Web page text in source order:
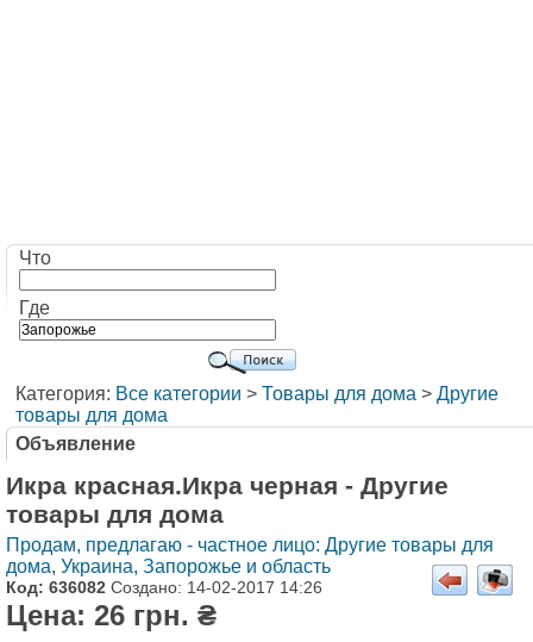
Что
Где
Категория: Все категории > Товары для дома > Другие
товары для дома
Объявление
Икра красная.Икра черная - Другие
товары для дома
Продам, предлагаю - частное лицо: Другие товары для
дома, Украина, Запорожье и область
Код: 636082 Создано: 14-02-2017 14:26
Цена: 26 грн. ₴